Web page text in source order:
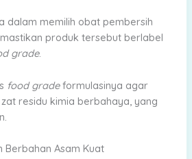
dalam memilih obat pembersih
produk tersebut berlabel
grade.
food gradeformulasinya agar
residu kimia berbahaya, yang
Berbahan Asam Kuat